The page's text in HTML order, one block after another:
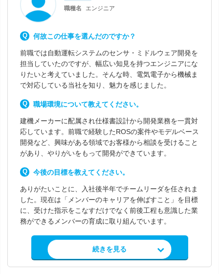
職種名
エンジニア
何故この仕事を選んだのですか？
前職では自動運転システムのセンサ・ミドルウェア開発を
担当していたのですが、幅広い知見を持つエンジニアにな
りたいと考えていました。そんな時、電気電子から機械ま
で対応している当社を知り、魅力を感じました。
職場環境について教えてください。
建機メーカーに配属され仕様書設計から開発業務を一貫対
応しています。前職で経験したROSの案件やモデルベース
開発など、興味がある領域でお客様から相談を受けること
があり、やりがいをもって開発ができています。
今後の目標を教えてください。
ありがたいことに、入社後半年でチームリーダを任されま
した。現在は「メンバーのキャリアを伸ばすこと」を目標
に、受けた指示をこなすだけでなく前後工程も意識した業
務ができるメンバーの育成に取り組んでいます。
求人情報を見る
続きを見る